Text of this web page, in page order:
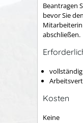
Beantragen
bevor Sie
abschließen.
Kosten
Keine